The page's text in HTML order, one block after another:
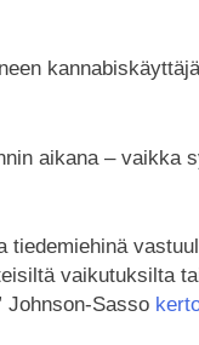
aikana – vaikka
tiedemiehinä
vaikutuksilta
Johnson-Sasso